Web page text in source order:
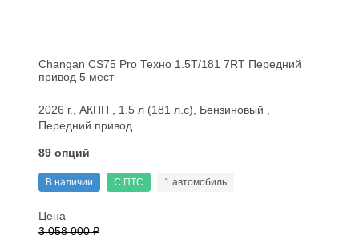
Changan CS75 Pro Техно 1.5T/181 7RT Передний
привод 5 мест
2026 г., АКПП , 1.5 л (181 л.с), Бензиновый ,
Передний привод
89 опций
В наличии С ПТС 1 автомобиль
Цена
3 058 000 ₽